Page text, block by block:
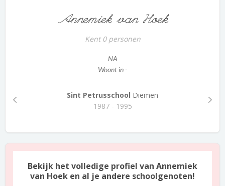
Annemiek van Hoek
Kent 0 personen
NA
Woont in -
Sint Petrusschool Diemen
1987 - 1995
Bekijk het volledige profiel van Annemiek
van Hoek en al je andere schoolgenoten!